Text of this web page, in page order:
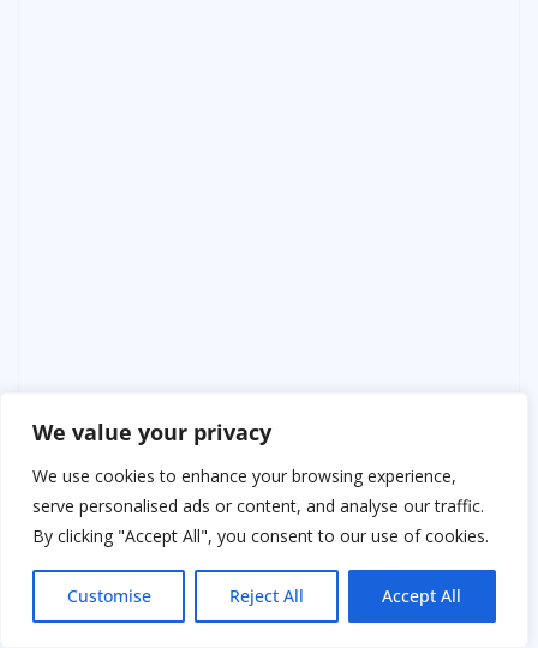
We value your privacy
We use cookies to enhance your browsing experience,
serve personalised ads or content, and analyse our traffic.
By clicking "Accept All", you consent to our use of cookies.
Customise Reject All Accept All